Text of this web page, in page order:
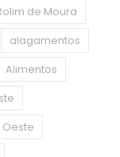
de Moura
alagamentos
Alimentos